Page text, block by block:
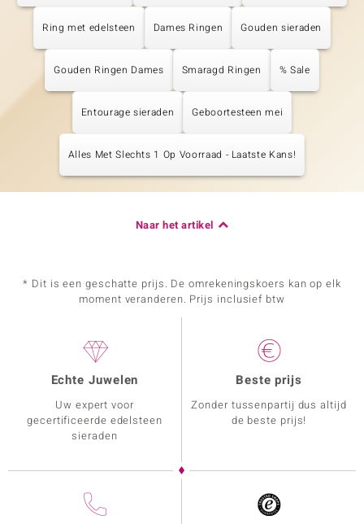
Ring met edelsteen Dames Ringen Gouden sieraden
Gouden Ringen Dames Smaragd Ringen % Sale
Entourage sieraden Geboortesteen mei
Alles Met Slechts 1 Op Voorraad - Laatste Kans!
Naar het artikel
* Dit is een geschatte prijs. De omrekeningskoers kan op elk
moment veranderen. Prijs inclusief btw
Echte Juwelen
Uw expert voor
gecertificeerde edelsteen
sieraden
Beste prijs
Zonder tussenpartij dus altijd
de beste prijs!